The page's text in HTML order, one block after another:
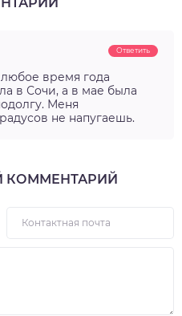
Ответить
время года
в Сочи, а в мае была
Меня
не напугаешь.
КОММЕНТАРИЙ